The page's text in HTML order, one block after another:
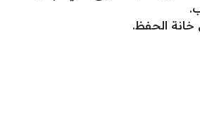
الحفظ.